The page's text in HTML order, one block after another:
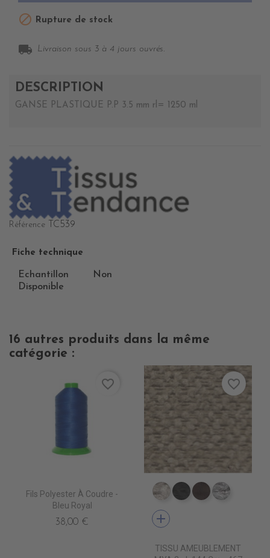
 Rupture de stock
local_shipping Livraison sous 3 à 4 jours ouvrés.
DESCRIPTION
GANSE PLASTIQUE P.P 3.5 mm rl= 1250 ml
Référence TC539
Fiche technique
Echantillon
Disponible
Non
16 autres produits dans la même
catégorie :
Fils Polyester À Coudre -
Bleu Royal
38,00 €
favorite_border
ES3550 NATUREL
ES3551 NOIR
ES3552
add
TISSU AMEUBLEMENT
favorite_border